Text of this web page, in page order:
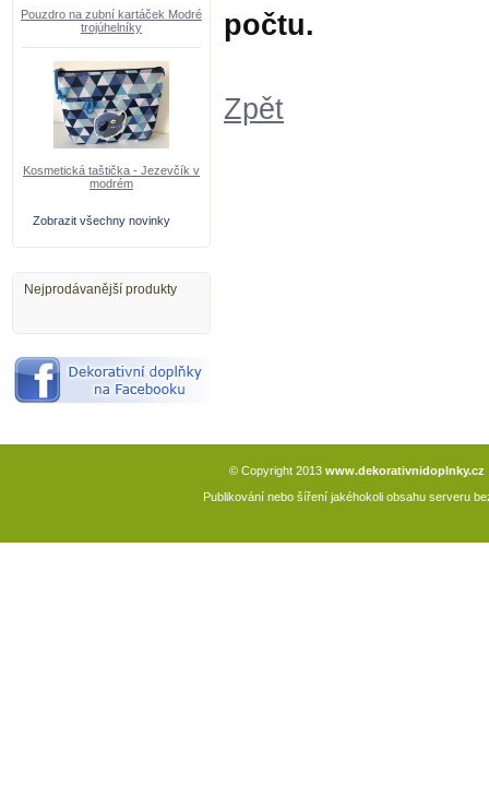
Pouzdro na zubní kartáček Modré
trojúhelníky
Kosmetická taštička - Jezevčík v
modrém
Zobrazit všechny novinky
Nejprodávanější produkty
počtu.
Zpět
© Copyright 2013 www.dekorativnidoplnky.cz
Publikování nebo šíření jakéhokoli obsahu serveru